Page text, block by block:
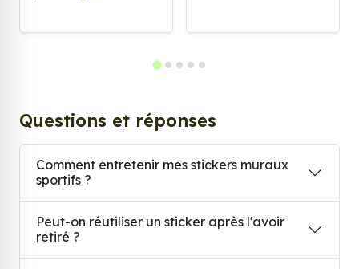
Questions et réponses
Comment entretenir mes stickers muraux
sportifs ?
Peut-on réutiliser un sticker après l'avoir
retiré ?